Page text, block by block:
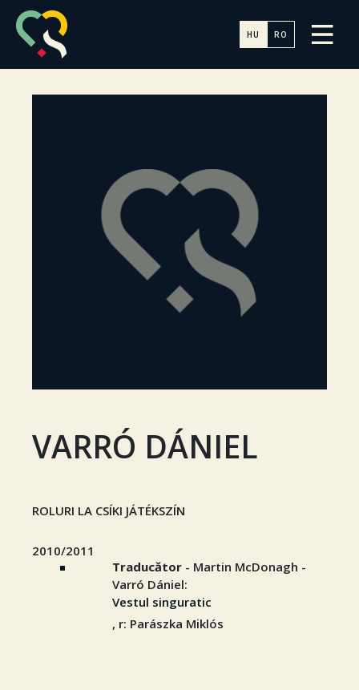
HU RO
VARRÓ DÁNIEL
ROLURI LA CSÍKI JÁTÉKSZÍN
2010/2011
Traducător - Martin McDonagh -
Varró Dániel:
Vestul singuratic
, r: Parászka Miklós